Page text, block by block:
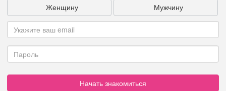
Женщину Мужчину
Начать знакомиться